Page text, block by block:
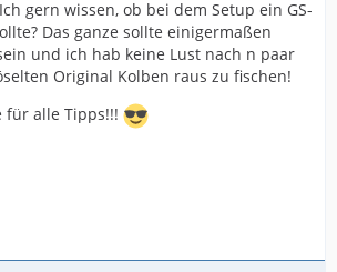
gern wissen, ob bei dem Setup ein GS-
Das ganze sollte einigermaßen
und ich hab keine Lust nach n paar
Original Kolben raus zu fischen!
für alle Tipps!!!